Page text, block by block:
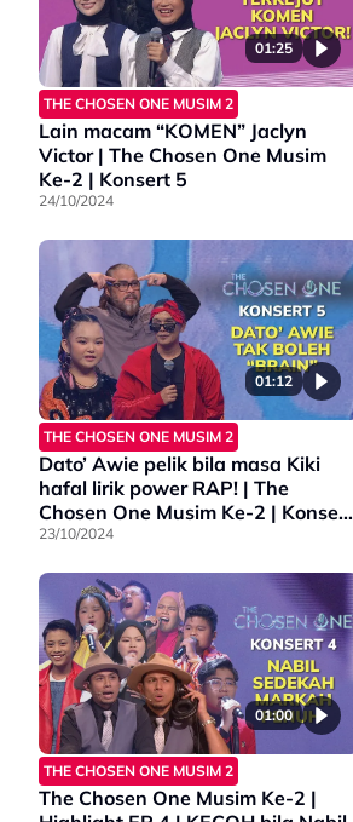
01:25
THE CHOSEN ONE MUSIM 2
Lain macam “KOMEN” Jaclyn
Victor | The Chosen One Musim
Ke-2 | Konsert 5
24/10/2024
01:12
THE CHOSEN ONE MUSIM 2
Dato’ Awie pelik bila masa Kiki
hafal lirik power RAP! | The
Chosen One Musim Ke-2 | Konsert
5
23/10/2024
01:00
THE CHOSEN ONE MUSIM 2
The Chosen One Musim Ke-2 |